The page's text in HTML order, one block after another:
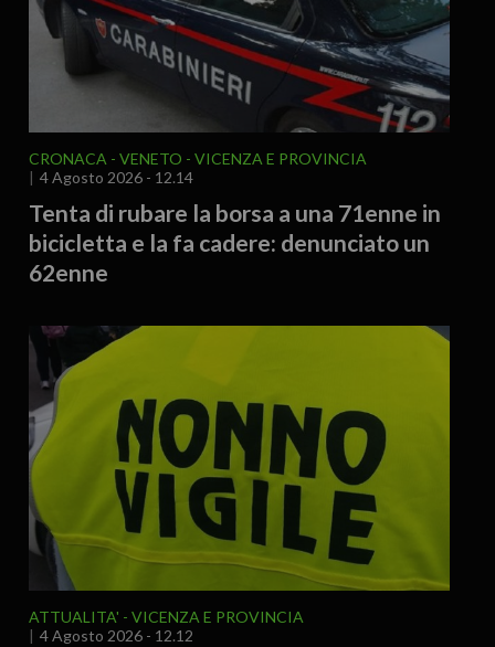
CRONACA VENETO
VICENZA E PROVINCIA
4 Agosto 2026 - 12.14
Tenta di rubare la borsa a una 71enne in
bicicletta e la fa cadere: denunciato un
62enne
ATTUALITA'
VICENZA E PROVINCIA
4 Agosto 2026 - 12.12